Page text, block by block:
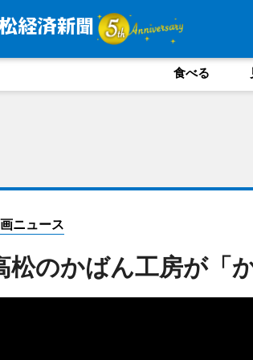
食べる
ニュース
松のかばん工房が「